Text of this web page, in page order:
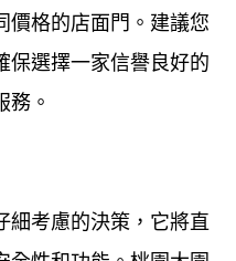
價格的店面門。建議您
保選擇一家信譽良好的
務。
細考慮的決策，它將直